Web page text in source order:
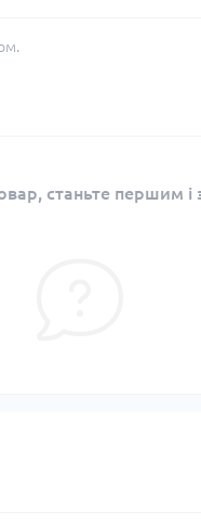
станьте першим і